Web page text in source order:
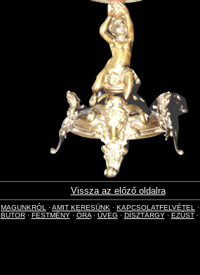
Vissza az előző oldalra
MAGUNKRÓL ·AMIT KERESÜNK · KAPCSOLATFELVÉTEL ·
BÚTOR· FESTMÉNY· ÓRA· ÜVEG · DÍSZTÁRGY· EZÜST·